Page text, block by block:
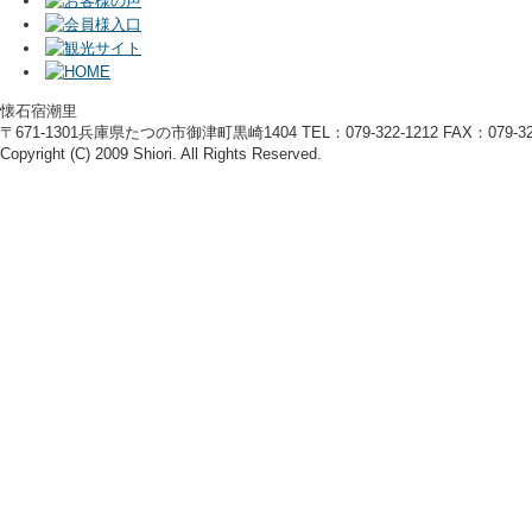
懐石宿潮里
〒671-1301兵庫県たつの市御津町黒崎1404 TEL：079-322-1212 FAX：079-
Copyright (C) 2009 Shiori. All Rights Reserved.